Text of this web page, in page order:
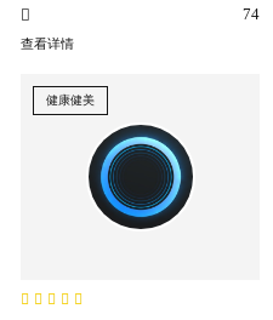
74
查看详情
健康健美